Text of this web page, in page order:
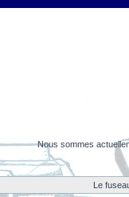
Nous sommes
Le